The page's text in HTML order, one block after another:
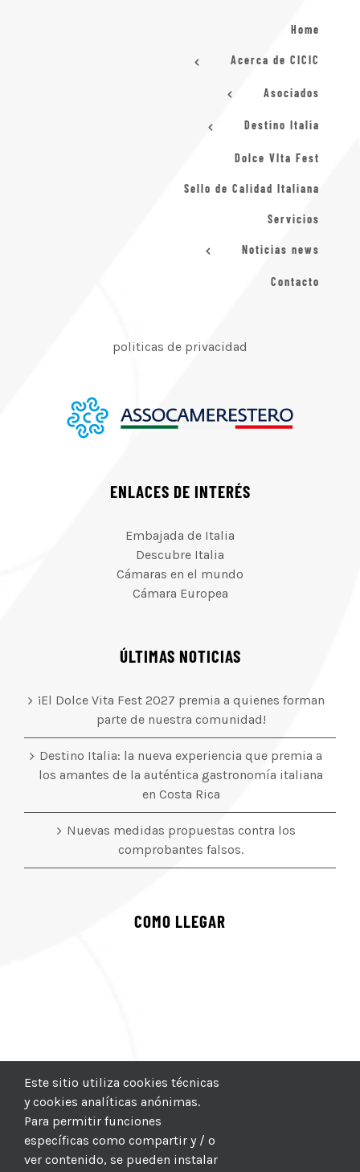
Home
Acerca de CICIC
Asociados
Destino Italia
Dolce VIta Fest
Sello de Calidad Italiana
Servicios
Noticias news
Contacto
politicas de privacidad
ENLACES DE INTERÉS
Embajada de Italia
Descubre Italia
Cámaras en el mundo
Cámara Europea
ÚLTIMAS NOTICIAS
¡El Dolce Vita Fest 2027 premia a quienes forman
parte de nuestra comunidad!
Destino Italia: la nueva experiencia que premia a
los amantes de la auténtica gastronomía italiana
en Costa Rica
Nuevas medidas propuestas contra los
comprobantes falsos.
COMO LLEGAR
Este sitio utiliza cookies técnicas
y cookies analíticas anónimas.
Para permitir funciones
específicas como compartir y / o
ver contenido, se pueden instalar